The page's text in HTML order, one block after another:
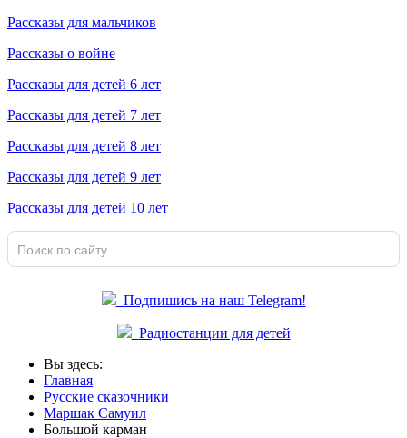
Рассказы для мальчиков
Рассказы о войне
Рассказы для детей 6 лет
Рассказы для детей 7 лет
Рассказы для детей 8 лет
Рассказы для детей 9 лет
Рассказы для детей 10 лет
Подпишись на наш Telegram!
Радиостанции для детей
Вы здесь:
Главная
Русские сказочники
Маршак Самуил
Большой карман